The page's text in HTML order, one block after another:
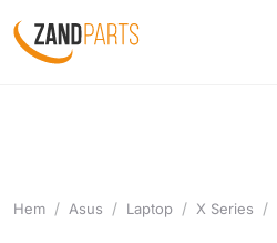
Hem Asus Laptop X Series